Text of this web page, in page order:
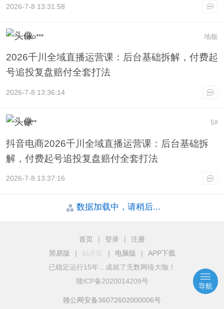
2026-7-8 13:31:58
地板
hao***
2026千川全域直播运营课：后台基础拆解，付费起
号追投复盘赔付全套打法
2026-7-8 13:36:14
5#
itj***
抖音电商2026千川全域直播运营课：后台基础拆
解，付费起号追投复盘赔付全套打法
2026-7-8 13:37:16
数据加载中，请稍后...
首页 | 登录 |
注册
简易版
| 触屏版 | 电脑版 |
APP下载
已稳定运行15年，成就了无数网络大咖！
赣ICP备2020014209号
赣公网安备36072602000006号
导航